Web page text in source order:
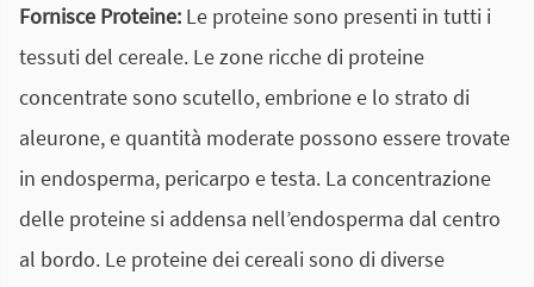
Fornisce Proteine: Le proteine sono presenti in tutti i
tessuti del cereale. Le zone ricche di proteine
concentrate sono scutello, embrione e lo strato di
aleurone, e quantità moderate possono essere trovate
in endosperma, pericarpo e testa. La concentrazione
delle proteine si addensa nell’endosperma dal centro
al bordo. Le proteine dei cereali sono di diverse